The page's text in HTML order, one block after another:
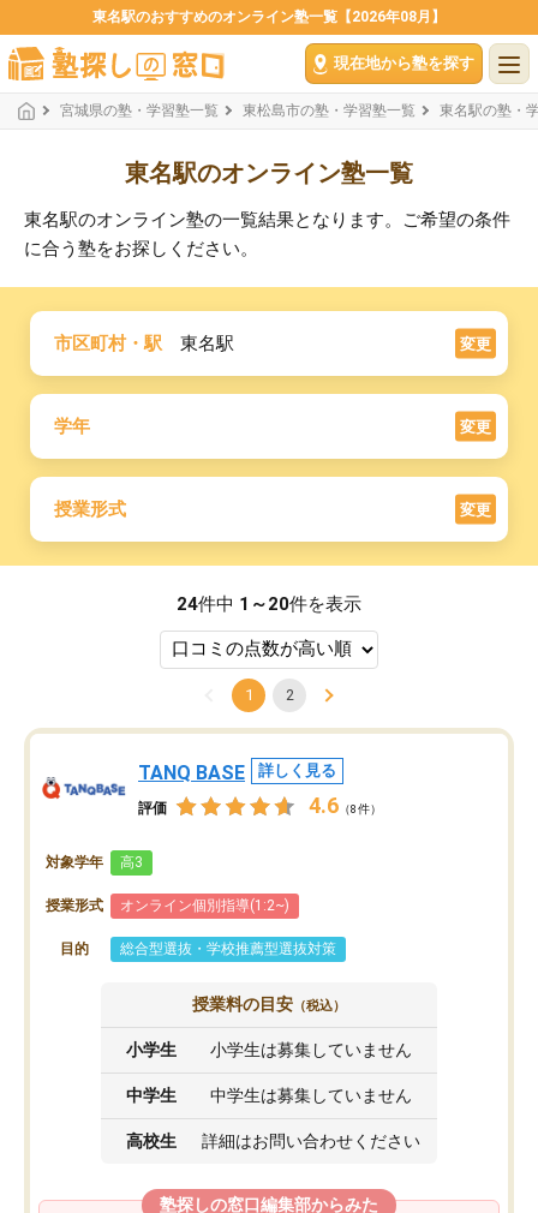
東名駅のおすすめのオンライン塾一覧【2026年08月】
現在地から塾を探す
宮城県の塾・学習塾一覧 東松島市の塾・学習塾一覧 東名駅の塾・
東名駅のオンライン塾一覧
東名駅のオンライン塾の一覧結果となります。ご希望の条件
に合う塾をお探しください。
市区町村・駅 東名駅 変更
学年 変更
授業形式 変更
24件中 1～20件を表示
1 2
TANQ BASE 詳しく見る
評価 4.6 （8件）
対象学年 高3
授業形式 オンライン個別指導(1:2~)
目的 総合型選抜・学校推薦型選抜対策
授業料の目安 （税込）
小学生 小学生は募集していません
中学生 中学生は募集していません
高校生 詳細はお問い合わせください
塾探しの窓口編集部からみた